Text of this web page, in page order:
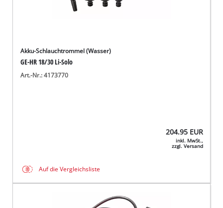
Akku-Schlauchtrommel (Wasser)
GE-HR 18/30 Li-Solo
Art.-Nr.: 4173770
204.95 EUR
inkl. MwSt.,
zzgl. Versand
Auf die Vergleichsliste